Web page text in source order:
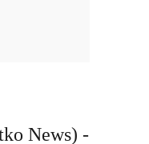
News) -